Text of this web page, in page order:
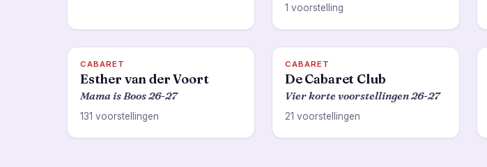
1 voorstelling
CABARET
Esther van der Voort
Mama is Boos 26-27
131 voorstellingen
CABARET
De Cabaret Club
Vier korte voorstellingen 26-27
21 voorstellingen